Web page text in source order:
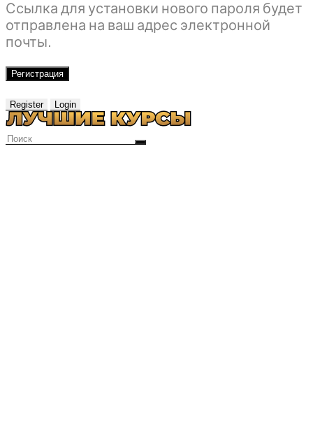
Ссылка для установки нового пароля будет
отправлена ​​на ваш адрес электронной
почты.
Регистрация
Register Login